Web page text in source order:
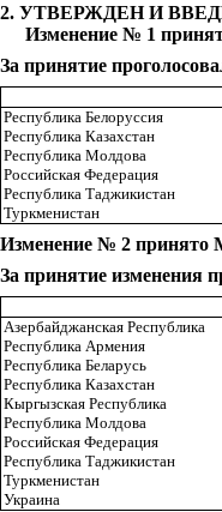
2. УТВЕРЖДЕН И ВВЕДЕН
Изменение № 1
За принятие
Республика Белоруссия
Республика Казахстан
Республика Молдова
Российская Федерация
Республика Таджикистан
Туркменистан
Изменение № 2 принято
За принятие изменения
Азербайджанская Республика
Республика Армения
Республика Беларусь
Республика Казахстан
Кыргызская Республика
Республика Молдова
Российская Федерация
Республика Таджикистан
Туркменистан
Украина